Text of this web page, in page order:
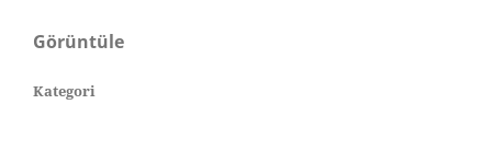
Görüntüle
Kategori